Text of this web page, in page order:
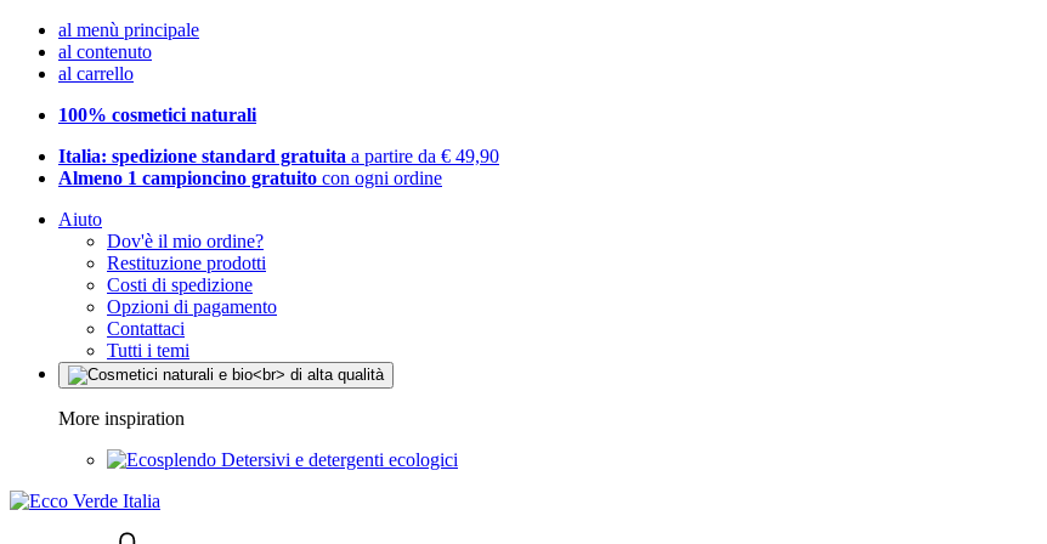
al menù principale
al contenuto
al carrello
100% cosmetici naturali
Italia: spedizione standard gratuita a partire da € 49,90
Almeno 1 campioncino gratuito con ogni ordine
Aiuto
Dov'è il mio ordine?
Restituzione prodotti
Costi di spedizione
Opzioni di pagamento
Contattaci
Tutti i temi
More inspiration
Detersivi e detergenti ecologici